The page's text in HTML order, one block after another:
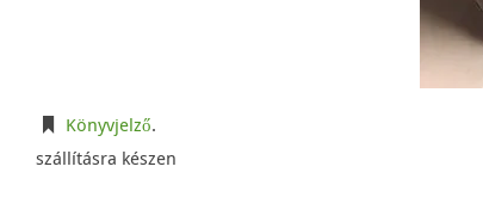
Könyvjelző.
szállításra készen